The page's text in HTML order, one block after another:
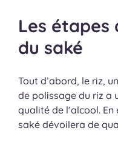
Les
du saké
Tout d’abord, le riz,
de polissage du riz a
qualité de l’alcool.
saké dévoilera de